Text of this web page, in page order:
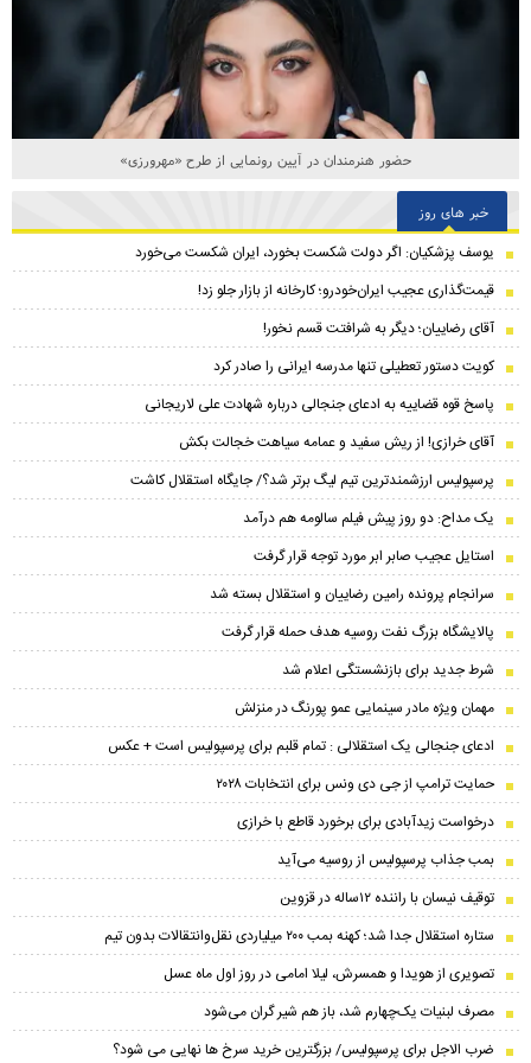
حضور هنرمندان در آیین رونمایی از طرح «مهرورزی»
خبر های روز
یوسف پزشکیان: اگر دولت شکست بخورد، ایران شکست می‌خورد
قیمت‌گذاری عجیب ایران‌خودرو؛ کارخانه از بازار جلو زد!
آقای رضاییان؛ دیگر به شرافتت قسم نخور!
کویت دستور تعطیلی تنها مدرسه ایرانی را صادر کرد
پاسخ قوه قضاییه به ادعای جنجالی درباره شهادت علی لاریجانی
آقای خرازی! از ریش سفید و عمامه سیاهت خجالت بکش
پرسپولیس ارزشمندترین تیم لیگ برتر شد؟/ جایگاه استقلال کاشت
یک مداح: دو روز پیش فیلم سالومه هم درآمد
استایل عجیب صابر ابر مورد توجه قرار گرفت
سرانجام پرونده رامین رضاییان و استقلال بسته شد
پالایشگاه بزرگ نفت روسیه هدف حمله قرار گرفت
شرط جدید برای بازنشستگی اعلام شد
مهمان ویژه مادر سینمایی عمو پورنگ در منزلش
ادعای جنجالی یک استقلالی : تمام قلبم برای پرسپولیس است + عکس
حمایت ترامپ از جی دی ونس برای انتخابات ۲۰۲۸
درخواست زیدآبادی برای برخورد قاطع با خرازی
بمب جذاب پرسپولیس از روسیه می‌آید
توقیف نیسان با راننده ۱۲ساله در قزوین
ستاره استقلال جدا شد؛ کهنه بمب ۲۰۰ میلیاردی نقل‌وانتقالات بدون تیم
تصویری از هویدا و همسرش، لیلا امامی در روز اول ماه عسل
مصرف لبنیات یک‌چهارم شد، باز هم شیر گران می‌شود
ضرب الاجل برای پرسپولیس/ بزرگترین خرید سرخ ها نهایی می شود؟